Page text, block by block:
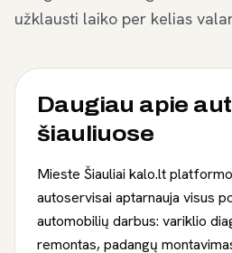
užklausti laiko per kelias
Daugiau apie
šiauliuose
Mieste Šiauliai kalo.lt
autoservisai aptarnauja visus
automobilių darbus: variklio
remontas, padangų